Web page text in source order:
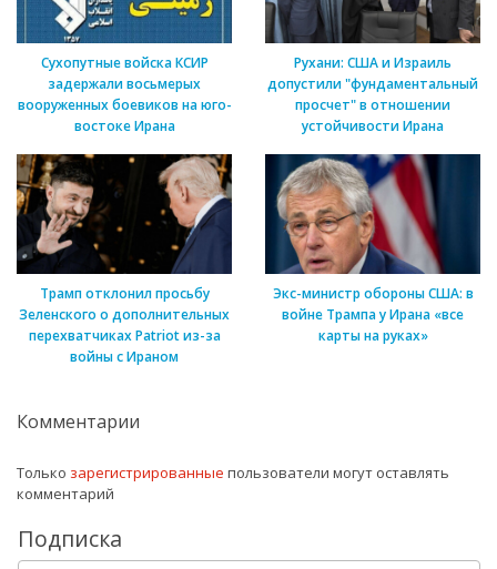
Сухопутные войска КСИР
задержали восьмерых
вооруженных боевиков на юго-
востоке Ирана
Рухани: США и Израиль
допустили "фундаментальный
просчет" в отношении
устойчивости Ирана
Трамп отклонил просьбу
Зеленского о дополнительных
перехватчиках Patriot из-за
войны с Ираном
Экс-министр обороны США: в
войне Трампа у Ирана «все
карты на руках»
Комментарии
Только зарегистрированные пользователи могут оставлять
комментарий
Подписка